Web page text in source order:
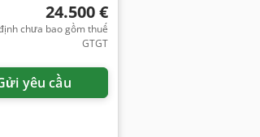
24.500 €
chưa bao gồm thuế
GTGT
yêu cầu